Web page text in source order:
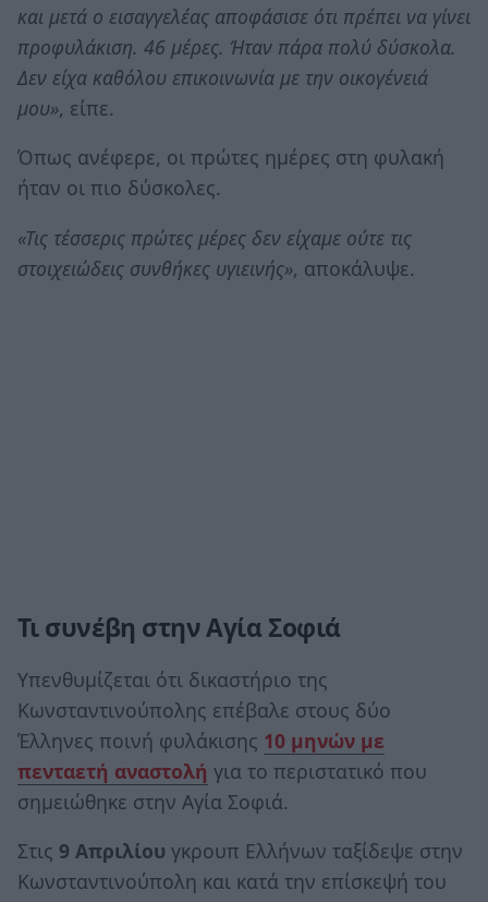
και μετά ο εισαγγελέας αποφάσισε ότι πρέπει να γίνει
προφυλάκιση. 46 μέρες. Ήταν πάρα πολύ δύσκολα.
Δεν είχα καθόλου επικοινωνία με την οικογένειά
μου», είπε.
Όπως ανέφερε, οι πρώτες ημέρες στη φυλακή
ήταν οι πιο δύσκολες.
«Τις τέσσερις πρώτες μέρες δεν είχαμε ούτε τις
στοιχειώδεις συνθήκες υγιεινής», αποκάλυψε.
Τι συνέβη στην Αγία Σοφιά
Υπενθυμίζεται ότι δικαστήριο της
Κωνσταντινούπολης επέβαλε στους δύο
Έλληνες ποινή φυλάκισης 10 μηνών με
πενταετή αναστολή για το περιστατικό που
σημειώθηκε στην Αγία Σοφιά.
Στις 9 Απριλίου γκρουπ Ελλήνων ταξίδεψε στην
Κωνσταντινούπολη και κατά την επίσκεψή του